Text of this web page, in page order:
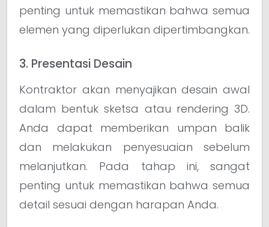
penting untuk memastikan bahwa semua
elemen yang diperlukan dipertimbangkan.
3. Presentasi Desain
Kontraktor akan menyajikan desain awal
dalam bentuk sketsa atau rendering 3D.
Anda dapat memberikan umpan balik
dan melakukan penyesuaian sebelum
melanjutkan. Pada tahap ini, sangat
penting untuk memastikan bahwa semua
detail sesuai dengan harapan Anda.